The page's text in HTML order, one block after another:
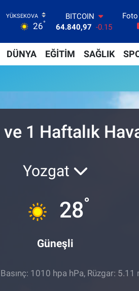
26°
BITCOIN
64.840,97 -0.15
47,7436
0.18
EURO
64,4811 0.38
BİST100
13.779
-14
DÜNYA EĞİTİM SAĞLIK
ve 1 Haftalık
Yozgat
28°
Güneşli
1010 hpa hPa, Rüzgar: 5.11